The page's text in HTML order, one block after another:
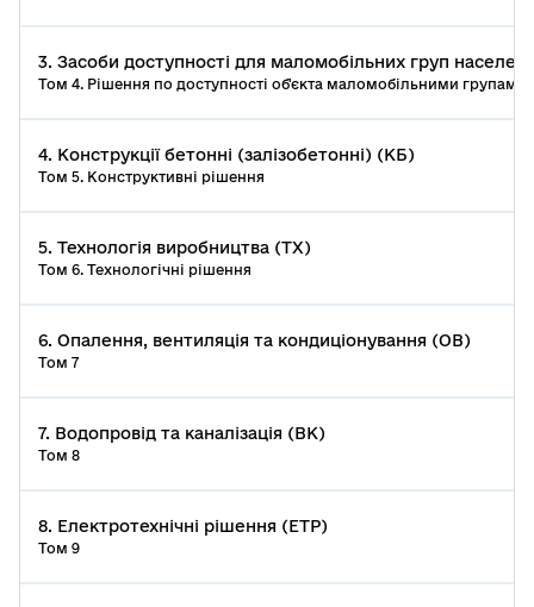
3. Засоби доступності для маломобільних груп
Том 4. Рішення по доступності об'єкта маломобільними групами
4. Конструкції бетонні (залізобетонні) (КБ)
Том 5. Конструктивні рішення
5. Технологія виробництва (ТХ)
Том 6. Технологічні рішення
6. Опалення, вентиляція та кондиціонування (ОВ)
Том 7
7. Водопровід та каналізація (ВК)
Том 8
8. Електротехнічні рішення (ЕТР)
Том 9